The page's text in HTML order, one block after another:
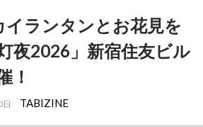
イランタンとお花見を
夜2026」新宿住友ビル
！
TABIZINE